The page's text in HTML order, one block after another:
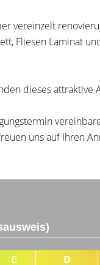
vereinzelt
Fliesen Laminat
dieses attraktive
uns auf Ihren